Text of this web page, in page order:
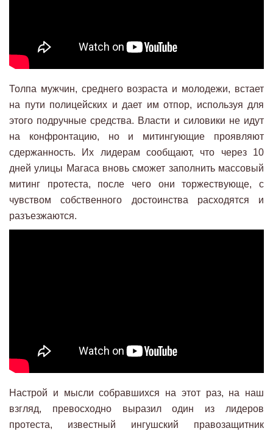
Толпа мужчин, среднего возраста и молодежи, встает
на пути полицейских и дает им отпор, используя для
этого подручные средства. Власти и силовики не идут
на конфронтацию, но и митингующие проявляют
сдержанность. Их лидерам сообщают, что через 10
дней улицы Магаса вновь сможет заполнить массовый
митинг протеста, после чего они торжествующе, с
чувством собственного достоинства расходятся и
разъезжаются.
Настрой и мысли собравшихся на этот раз, на наш
взгляд, превосходно выразил один из лидеров
протеста, известный ингушский правозащитник